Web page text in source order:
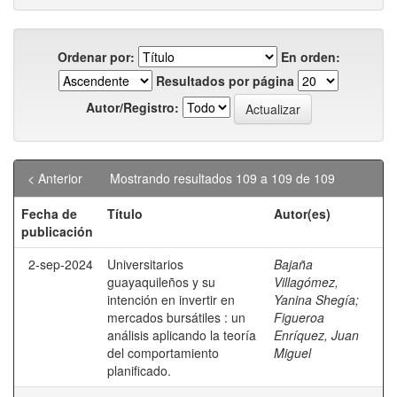
Ordenar por:
En orden:
Resultados por página
Autor/Registro:
Mostrando resultados 109 a 109 de 109
< Anterior
Fecha de
publicación
Título Autor(es)
2-sep-2024
Universitarios
guayaquileños y su
intención en invertir en
mercados bursátiles : un
análisis aplicando la teoría
del comportamiento
planificado.
Bajaña
Villagómez,
Yanina Shegía;
Figueroa
Enríquez, Juan
Miguel